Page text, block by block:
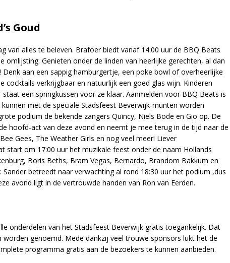
Goud
van alles te beleven. Brafoer biedt vanaf 14:00 uur de BBQ Beats
omlijsting. Genieten onder de linden van heerlijke gerechten, al dan
aan een sappig hamburgertje, een poke bowl of overheerlijke
cocktails verkrijgbaar en natuurlijk een goed glas wijn. Kinderen
een springkussen voor ze klaar. Aanmelden voor BBQ Beats is
met de speciale Stadsfeest Beverwijk-munten worden
podium de bekende zangers Quincy, Niels Bode en Gio op. De
hoofd-act van deze avond en neemt je mee terug in de tijd naar de
Gees, The Weather Girls en nog veel meer! Liever
start om 17:00 uur het muzikale feest onder de naam Hollands
Boris Beths, Bram Vegas, Bernardo, Brandom Bakkum en
betreedt naar verwachting al rond 18:30 uur het podium ,dus
avond ligt in de vertrouwde handen van Ron van Eerden.
onderdelen van het Stadsfeest Beverwijk gratis toegankelijk. Dat
worden genoemd. Mede dankzij veel trouwe sponsors lukt het de
programma gratis aan de bezoekers te kunnen aanbieden.